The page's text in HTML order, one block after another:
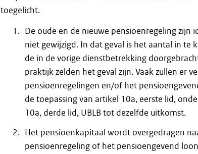
toegelicht.
De oude en de nieuwe pensioenregeling zijn
niet gewijzigd. In dat geval is het aantal in te
de in de vorige dienstbetrekking
praktijk zelden het geval zijn. Vaak zullen er
pensioenregelingen en/of het
de toepassing van artikel 10a, eerste lid,
10a, derde lid, UBLB tot dezelfde uitkomst.
Het pensioenkapitaal wordt overgedragen
pensioenregeling of het pensioengevend